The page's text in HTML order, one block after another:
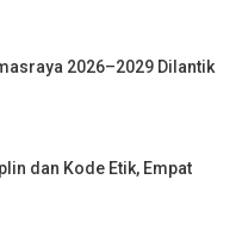
2026–2029 Dilantik
dan Kode Etik, Empat